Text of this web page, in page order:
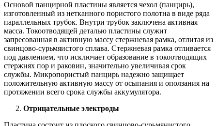
Основой панцирной пластины является чехол (панцирь),
изготовленный из нетканного пористого полотна в виде ряда
параллельных трубок. Внутри трубок заключена активная
масса. Токоотводящей деталью пластины служит
запресованная в активную массу стержневая рамка, отлитая из
свинцово-сурьмяистого сплава. Стержневая рамка отливается
под давлением, что исключает образование в токоотводящих
стержнях пор и раковин, значительно увеличивая срок
службы. Микропористый панцирь надежно защищает
положительную активную массу от осыпания и оползания на
протяжении всего срока службы аккумулятора.
Отрицательные электроды